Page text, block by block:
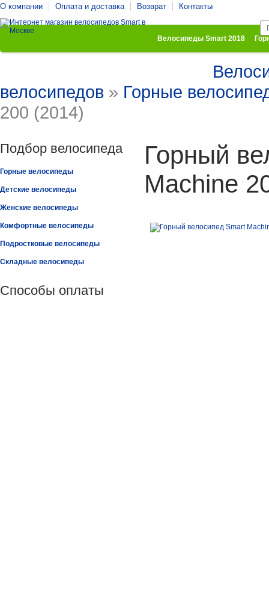
О компании Оплата и доставка Возврат Контакты
Велосипеды Smart 2018
велосипедов » Горные
200 (2014)
Подбор велосипеда
Горные велосипеды
Детские велосипеды
Женские велосипеды
Комфортные велосипеды
Подростковые велосипеды
Складные велосипеды
Способы оплаты
Горный
Machine